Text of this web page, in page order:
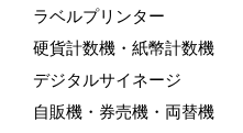
ラベルプリンター
硬貨計数機・紙幣計数機
デジタルサイネージ
自販機・券売機・両替機